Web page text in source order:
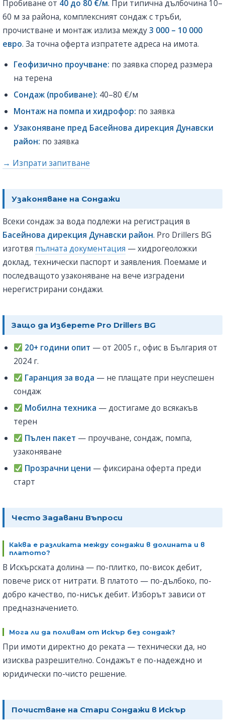
Пробиване от 40 до 80 €/м. При типична дълбочина 10–
60 м за района, комплексният сондаж с тръби,
прочистване и монтаж излиза между3 000 – 10 000
евро. За точна оферта изпратете адреса на имота.
Геофизично проучване: по заявка според размера
на терена
Сондаж (пробиване): 40–80 €/м
Монтаж на помпа и хидрофор: по заявка
Узаконяване пред Басейнова дирекция Дунавски
район: по заявка
→ Изпрати запитване
Узаконяване на Сондажи
Всеки сондаж за вода подлежи на регистрация в
Басейнова дирекция Дунавски район. Pro Drillers BG
изготвя пълната документация — хидрогеоложки
доклад, технически паспорт и заявления. Поемаме и
последващото узаконяване на вече изградени
нерегистрирани сондажи.
Защо да Изберете Pro Drillers BG
20+ години опит — от 2005 г., офис в България от
2024 г.
Гаранция за вода — не плащате при неуспешен
сондаж
Мобилна техника — достигаме до всякакъв
терен
Пълен пакет — проучване, сондаж, помпа,
узаконяване
Прозрачни цени — фиксирана оферта преди
старт
Честo Задавани Въпроси
Каква е разликата между сондажи в долината и в
платото?
В Искърската долина — по-плитко, по-висок дебит,
повече риск от нитрати. В платото — по-дълбоко, по-
добро качество, по-нисък дебит. Изборът зависи от
предназначението.
Мога ли да поливам от Искър без сондаж?
При имоти директно до реката — технически да, но
изисква разрешително. Сондажът е по-надеждно и
юридически по-чисто решение.
Почистване на Стари Сондажи в Искър